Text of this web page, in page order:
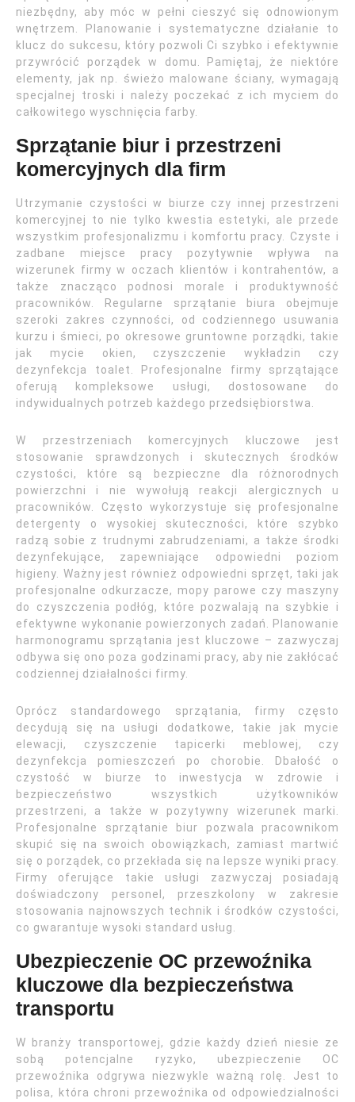
niezbędny, aby móc w pełni cieszyć się odnowionym
wnętrzem. Planowanie i systematyczne działanie to
klucz do sukcesu, który pozwoli Ci szybko i efektywnie
przywrócić porządek w domu. Pamiętaj, że niektóre
elementy, jak np. świeżo malowane ściany, wymagają
specjalnej troski i należy poczekać z ich myciem do
całkowitego wyschnięcia farby.
Sprzątanie biur i przestrzeni
komercyjnych dla firm
Utrzymanie czystości w biurze czy innej przestrzeni
komercyjnej to nie tylko kwestia estetyki, ale przede
wszystkim profesjonalizmu i komfortu pracy. Czyste i
zadbane miejsce pracy pozytywnie wpływa na
wizerunek firmy w oczach klientów i kontrahentów, a
także znacząco podnosi morale i produktywność
pracowników. Regularne sprzątanie biura obejmuje
szeroki zakres czynności, od codziennego usuwania
kurzu i śmieci, po okresowe gruntowne porządki, takie
jak mycie okien, czyszczenie wykładzin czy
dezynfekcja toalet. Profesjonalne firmy sprzątające
oferują kompleksowe usługi, dostosowane do
indywidualnych potrzeb każdego przedsiębiorstwa.
W przestrzeniach komercyjnych kluczowe jest
stosowanie sprawdzonych i skutecznych środków
czystości, które są bezpieczne dla różnorodnych
powierzchni i nie wywołują reakcji alergicznych u
pracowników. Często wykorzystuje się profesjonalne
detergenty o wysokiej skuteczności, które szybko
radzą sobie z trudnymi zabrudzeniami, a także środki
dezynfekujące, zapewniające odpowiedni poziom
higieny. Ważny jest również odpowiedni sprzęt, taki jak
profesjonalne odkurzacze, mopy parowe czy maszyny
do czyszczenia podłóg, które pozwalają na szybkie i
efektywne wykonanie powierzonych zadań. Planowanie
harmonogramu sprzątania jest kluczowe – zazwyczaj
odbywa się ono poza godzinami pracy, aby nie zakłócać
codziennej działalności firmy.
Oprócz standardowego sprzątania, firmy często
decydują się na usługi dodatkowe, takie jak mycie
elewacji, czyszczenie tapicerki meblowej, czy
dezynfekcja pomieszczeń po chorobie. Dbałość o
czystość w biurze to inwestycja w zdrowie i
bezpieczeństwo wszystkich użytkowników
przestrzeni, a także w pozytywny wizerunek marki.
Profesjonalne sprzątanie biur pozwala pracownikom
skupić się na swoich obowiązkach, zamiast martwić
się o porządek, co przekłada się na lepsze wyniki pracy.
Firmy oferujące takie usługi zazwyczaj posiadają
doświadczony personel, przeszkolony w zakresie
stosowania najnowszych technik i środków czystości,
co gwarantuje wysoki standard usług.
Ubezpieczenie OC przewoźnika
kluczowe dla bezpieczeństwa
transportu
W branży transportowej, gdzie każdy dzień niesie ze
sobą potencjalne ryzyko, ubezpieczenie OC
przewoźnika odgrywa niezwykle ważną rolę. Jest to
polisa, która chroni przewoźnika od odpowiedzialności